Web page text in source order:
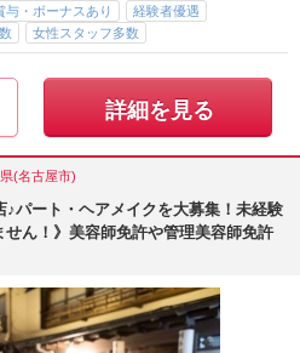
与・ボーナスあり
経験者優遇
女性スタッフ多数
詳細を見る
(名古屋市)
パート・ヘアメイクを大募集！未経験
ん！》美容師免許や管理美容師免許